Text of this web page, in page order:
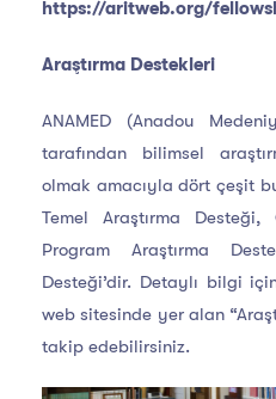
https://aritweb.org/
Araştırma Destekleri
ANAMED (Anadou
tarafından bilimsel
olmak amacıyla dört çeşit
Temel Araştırma
Program Araştırma
Desteği’dir. Detaylı bilgi
web sitesinde yer alan
takip edebilirsiniz.